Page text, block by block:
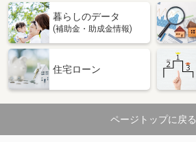
暮らしのデータ
(補助金・助成金情報)
住宅ローン
ページトップに戻る